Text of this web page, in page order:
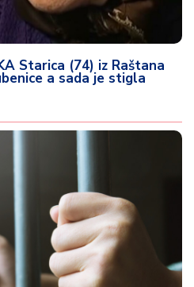
Starica (74) iz Raštana
a sada je stigla